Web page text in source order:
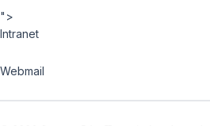
">
Intranet
Webmail